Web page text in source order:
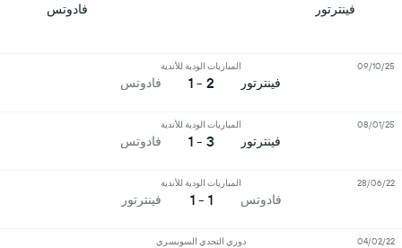
فينترتور فادوتس
فينترتور
المباريات الودية للأندية
2 - 1 فادوتس
09/10/25
فينترتور
المباريات الودية للأندية
3 - 1 فادوتس
08/01/25
فادوتس
المباريات الودية للأندية
1 - 1 فينترتور
28/06/22
دوري التحدي السويسري 04/02/22